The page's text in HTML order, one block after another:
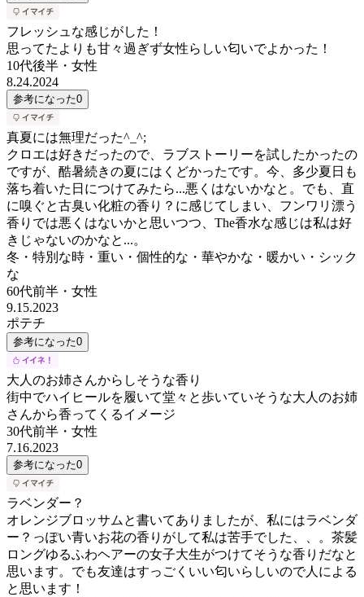
フレッシュな感じがした！
思ってたよりも甘々過ぎず女性らしい匂いでよかった！
10代後半 ・ 女性
8.24.2024
参考になった0
真夏には無理だった^_‎^;
クロエは好きだったので、ラブストーリーを試したかったの
ですが、酷暑続きの夏にはくどかったです。今、多少夏日も
落ち着いた日につけてみたら...悪くはないかなと。でも、直
に嗅ぐと古臭い化粧の香り？に感じてしまい、フンワリ漂う
香りでは悪くはないかと思いつつ、The香水な感じは私は好
きじゃないのかなと...。
冬・特別な時・重い・個性的な・華やかな・暖かい・シック
な
60代前半 ・ 女性
9.15.2023
ポテチ
参考になった0
大人のお姉さんからしそうな香り
街中でハイヒールを履いて堂々と歩いていそうな大人のお姉
さんから香ってくるイメージ
30代前半 ・ 女性
7.16.2023
参考になった0
ラベンダー？
オレンジブロッサムと書いてありましたが、私にはラベンダ
ー？っぽい青いお花の香りがして私は苦手でした、、。茶髪
ロングゆるふわヘアーの女子大生がつけてそうな香りだなと
思います。でも友達はすっごくいい匂いらしいので人による
と思います！